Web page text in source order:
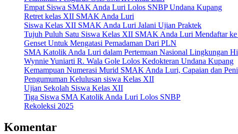
Empat Siswa SMAK Anda Luri Lolos SNBP Undana Kupang
Retret kelas XII SMAK Anda Luri
Siswa Kelas XII SMAK Anda Luri Jalani Ujian Praktek
Tujuh Puluh Satu Siswa Kelas XII SMAK Anda Luri Mendaftar
Genset Untuk Mengatasi Pemadaman Dari PLN
SMA Katolik Anda Luri dalam Pertemuan Nasional
Wynnie Yuniarti R. Wala Gole Lolos Kedokteran Undana Kupang
Kemampuan Numerasi Murid SMAK Anda Luri, Capaian dan
Pengumuman Kelulusan siswa Kelas XII
Ujian Sekolah Siswa Kelas XII
Tiga Siswa SMA Katolik Anda Luri Lolos SNBP
Rekoleksi 2025
Komentar